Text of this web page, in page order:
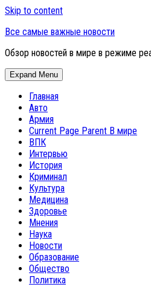
Skip to content
Все самые важные новости
Обзор новостей в мире в режиме
Expand Menu
Главная
Авто
Армия
Current Page Parent В мире
ВПК
Интервью
История
Криминал
Культура
Медицина
Здоровье
Мнения
Наука
Новости
Образование
Общество
Политика